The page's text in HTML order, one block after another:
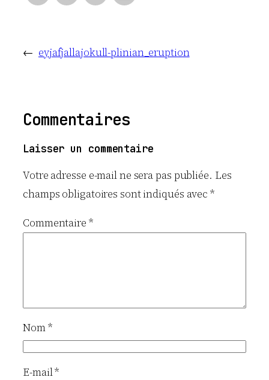
← eyjafjallajokull-plinian_eruption
Commentaires
Laisser un commentaire
Votre adresse e-mail ne sera pas publiée. Les
champs obligatoires sont indiqués avec*
Commentaire *
Nom*
E-mail*